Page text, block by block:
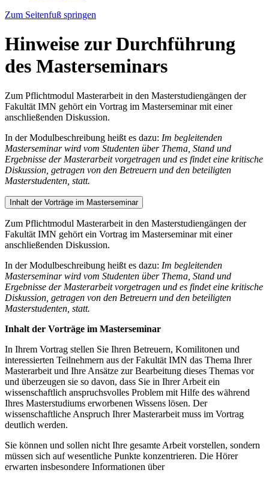
Zum Seitenfuß springen
Hinweise zur Durchführung
des Masterseminars
Zum Pflichtmodul Masterarbeit in den Masterstudiengängen der
Fakultät IMN gehört ein Vortrag im Masterseminar mit einer
anschließenden Diskussion.
In der Modulbeschreibung heißt es dazu: Im begleitenden
Masterseminar wird vom Studenten über Thema, Stand und
Ergebnisse der Masterarbeit vorgetragen und es findet eine kritische
Diskussion, getragen von den Betreuern und den beteiligten
Masterstudenten, statt.
Inhalt der Vorträge im Masterseminar
Zum Pflichtmodul Masterarbeit in den Masterstudiengängen der
Fakultät IMN gehört ein Vortrag im Masterseminar mit einer
anschließenden Diskussion.
In der Modulbeschreibung heißt es dazu: Im begleitenden
Masterseminar wird vom Studenten über Thema, Stand und
Ergebnisse der Masterarbeit vorgetragen und es findet eine kritische
Diskussion, getragen von den Betreuern und den beteiligten
Masterstudenten, statt.
Inhalt der Vorträge im Masterseminar
In Ihrem Vortrag stellen Sie Ihren Betreuern, Komilitonen und
interessierten Teilnehmern aus der Fakultät IMN das Thema Ihrer
Masterarbeit und Ihre Ansätze zur Bearbeitung dieses Themas vor
und überzeugen sie so davon, dass Sie in Ihrer Arbeit ein
wissenschaftlich anspruchsvolles Problem mit Hilfe des während
Ihres Masterstudiums erworbenen Wissens lösen. Der
wissenschaftliche Anspruch Ihrer Masterarbeit muss im Vortrag
deutlich werden.
Sie können und sollen nicht Ihre gesamte Arbeit vorstellen, sondern
müssen sich auf wesentliche Punkte konzentrieren. Die Hörer
erwarten insbesondere Informationen über